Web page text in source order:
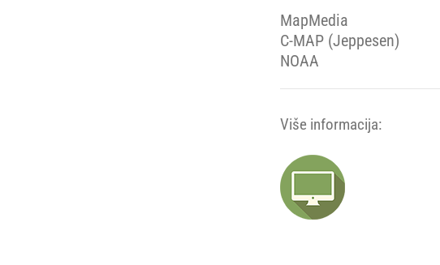
MapMedia
C-MAP (Jeppesen)
NOAA
Više informacija: